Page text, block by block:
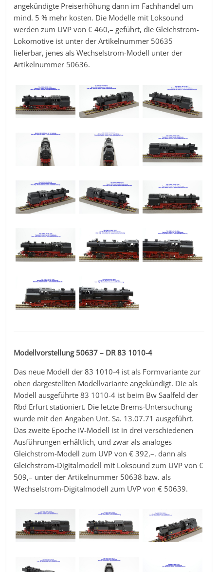
angekündigte Preiserhöhung dann im Fachhandel um
mind. 5 % mehr kosten. Die Modelle mit Loksound
werden zum UVP von € 460,– geführt, die Gleichstrom-
Lokomotive ist unter der Artikelnummer 50635
lieferbar, jenes als Wechselstrom-Modell unter der
Artikelnummer 50636.
Modellvorstellung 50637 – DR 83 1010-4
Das neue Modell der 83 1010-4 ist als Formvariante zur
oben dargestellten Modellvariante angekündigt. Die als
Modell ausgeführte 83 1010-4 ist beim Bw Saalfeld der
Rbd Erfurt stationiert. Die letzte Brems-Untersuchung
wurde mit den Angaben Unt. Sa. 13.07.71 ausgeführt.
Das zweite Epoche IV-Modell ist in drei verschiedenen
Ausführungen erhältlich, und zwar als analoges
Gleichstrom-Modell zum UVP von € 392,–. dann als
Gleichstrom-Digitalmodell mit Loksound zum UVP von €
509,– unter der Artikelnummer 50638 bzw. als
Wechselstrom-Digitalmodell zum UVP von € 50639.